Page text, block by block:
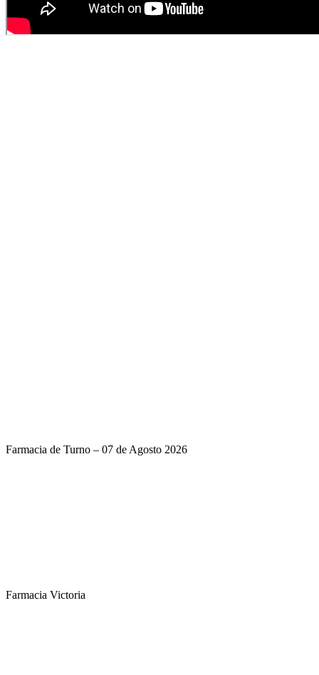
Farmacia de Turno – 07 de Agosto 2026
Farmacia Victoria